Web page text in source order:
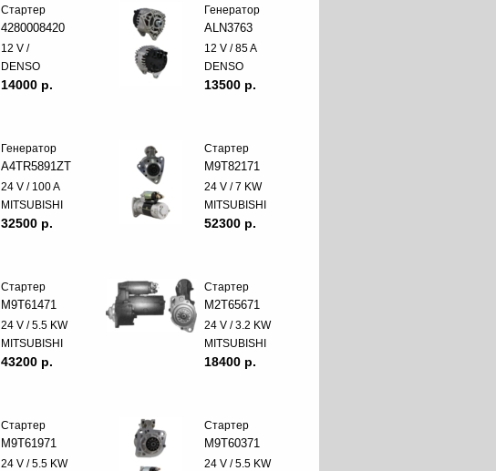
Стартер
4280008420
12 V /
DENSO
14000 p.
Генератор
ALN3763
12 V / 85 A
DENSO
13500 p.
Генератор
A4TR5891ZT
24 V / 100 A
MITSUBISHI
32500 p.
Стартер
M9T82171
24 V / 7 KW
MITSUBISHI
52300 p.
Стартер
M9T61471
24 V / 5.5 KW
MITSUBISHI
43200 p.
Стартер
M2T65671
24 V / 3.2 KW
MITSUBISHI
18400 p.
Стартер
M9T61971
24 V / 5.5 KW
Стартер
M9T60371
24 V / 5.5 KW